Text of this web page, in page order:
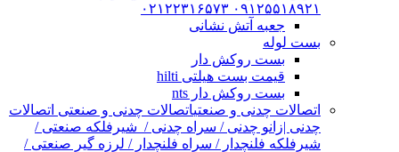
۰۹۱۲۵۵۱۸۹۲۱ ۰۲۱۲۲۳۱۶۵۷۳
جعبه آتش نشانی
بست لوله
بست روکش دار
قیمت بست هیلتی hilti
بست روکش دار nts
اتصالات چدنی و صنعتیاتصالات چدنی و صنعتی اتصالات
چدنی |زانو چدنی / سراه چدنی / شیرفلکه صنعتی /
شیرفلکه فلنچدار / سراه فلنچدار / لرزه گیر صنعتی /